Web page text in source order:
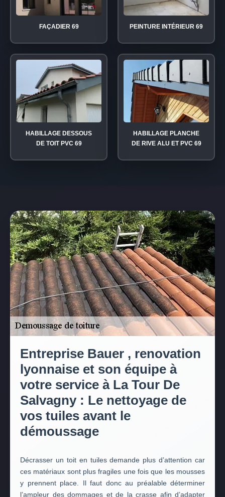
FAÇADIER 69 PEINTURE INTÉRIEUR 69
HABILLAGE DESSOUS
DE TOIT PVC 69
HABILLAGE PLANCHE
DE RIVE ALU ET PVC 69
Entreprise Bauer , renovation
lyonnaise et son équipe à
votre service à La Tour De
Salvagny : Le nettoyage de
vos tuiles avant le
démoussage
Décrasser un toit en tuiles demande plus d’attention car
ces matériaux sont plus fragiles une fois que les mousses
y prennent place. Il faut donc au préalable déterminer
l’ampleur des dommages et de la crasse afin d’adapter